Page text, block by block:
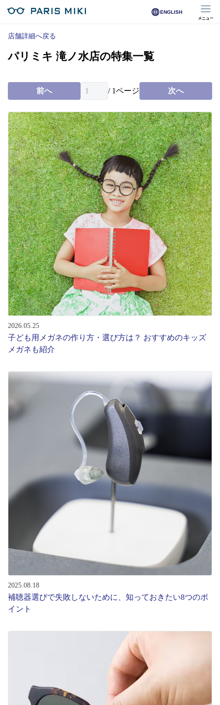
ENGLISH
メニュー
マイページ
Opera Club会員
オンラインショップ会員
店舗を探す
店舗検索/来店予約
商品を探す
メガネ
レンズ
サングラス
補聴器
コンタクトレンズ
ブランド一覧
スタッフコンテンツ一覧
コーディネート
レビュー
ブログ
店舗詳細へ戻る
パリミキ 滝ノ水店の特集一覧
前へ / 1ページ 次へ
2026.05.25
子ども用メガネの作り方・選び方は？ おすすめのキッズ
メガネも紹介
2025.08.18
補聴器選びで失敗しないために、知っておきたい8つのポ
イント